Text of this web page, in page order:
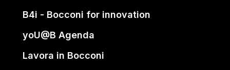
B4i - Bocconi for innovation
yoU@B Agenda
Lavora in Bocconi